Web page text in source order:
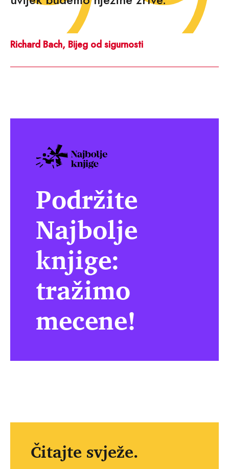
Richard Bach, Bijeg od sigurnosti
Podržite
Najbolje
knjige:
tražimo
mecene!
Čitajte svježe.